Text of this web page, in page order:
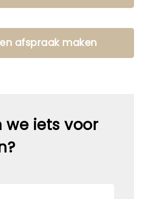
afspraak maken
we iets voor